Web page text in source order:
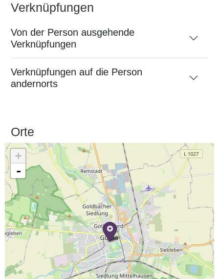
Verknüpfungen
Von der Person ausgehende
Verknüpfungen
Verknüpfungen auf die Person
andernorts
Orte
+
-